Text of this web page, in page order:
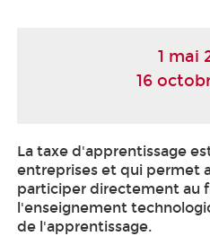
1 mai
16
La taxe d'apprentissage
entreprises et qui permet
participer directement au
l'enseignement
de l'apprentissage.